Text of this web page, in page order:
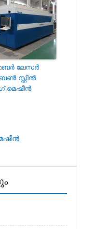
ലേസർ
സ്റ്റീൽ
മെഷീൻ